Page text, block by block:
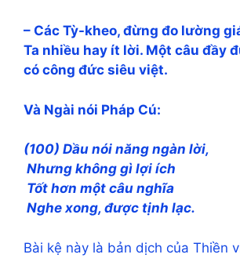
– Các Tỳ-kheo, đừng đo lường
Ta nhiều hay ít lời. Một câu đầy
có công đức siêu việt.
Và Ngài nói Pháp Cú:
(100) Dầu nói năng ngàn lời,
Nhưng không gì lợi ích
Tốt hơn một câu nghĩa
Nghe xong, được tịnh lạc.
Bài kệ này là bản dịch của Thiền